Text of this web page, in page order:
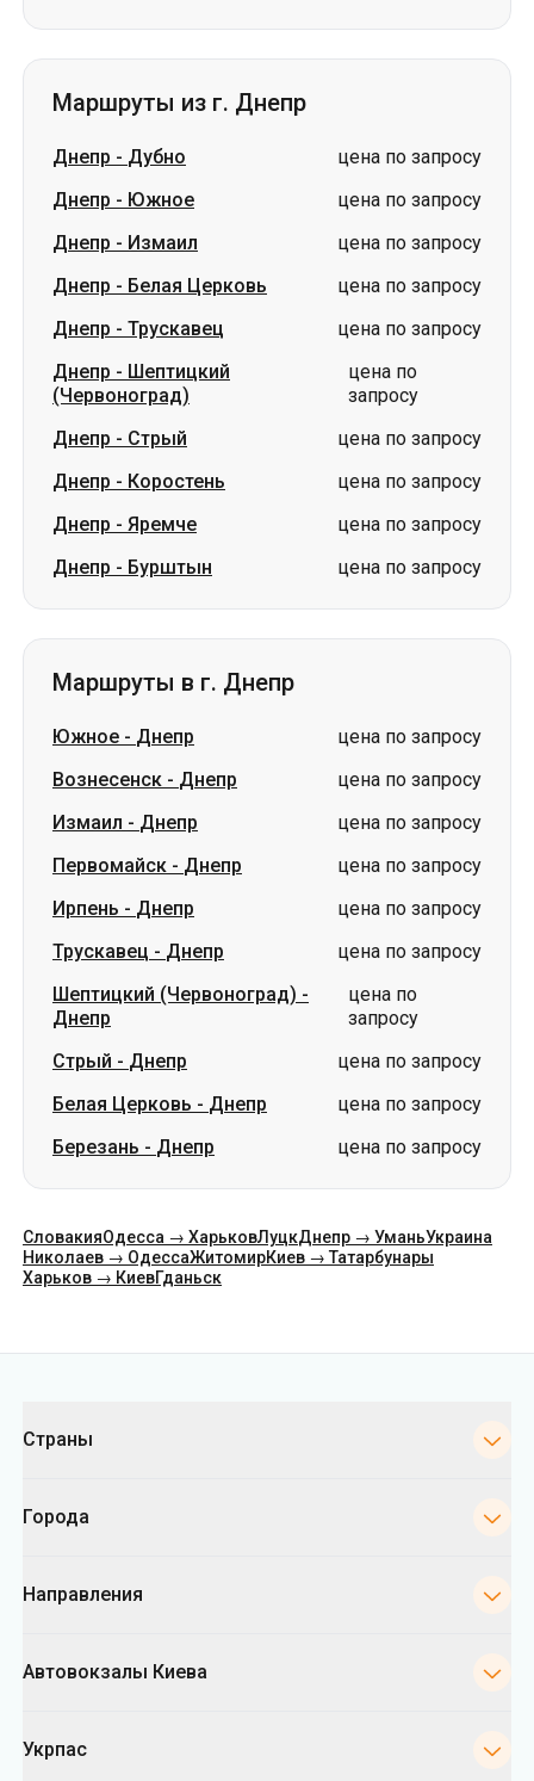
Маршруты из г. Днепр
Днепр - Дубно
цена по запросу
Днепр - Южное
цена по запросу
Днепр - Измаил
цена по запросу
Днепр - Белая Церковь
цена по запросу
Днепр - Трускавец
цена по запросу
Днепр - Шептицкий
(Червоноград)
цена по
запросу
Днепр - Стрый
цена по запросу
Днепр - Коростень
цена по запросу
Днепр - Яремче
цена по запросу
Днепр - Бурштын цена по запросу
Маршруты в г. Днепр
Южное - Днепр
цена по запросу
Вознесенск - Днепр
цена по запросу
Измаил - Днепр
цена по запросу
Первомайск - Днепр
цена по запросу
Ирпень - Днепр
цена по запросу
Трускавец - Днепр
цена по запросу
Шептицкий (Червоноград) -
Днепр
цена по
запросу
Стрый - Днепр
цена по запросу
Белая Церковь - Днепр
цена по запросу
Березань - Днепр цена по запросу
СловакияОдесса → ХарьковЛуцкДнепр → УманьУкраина
Николаев → ОдессаЖитомирКиев → Татарбунары
Харьков → КиевГданьск
Страны
Города
Направления
Автовокзалы Киева
Укрпас